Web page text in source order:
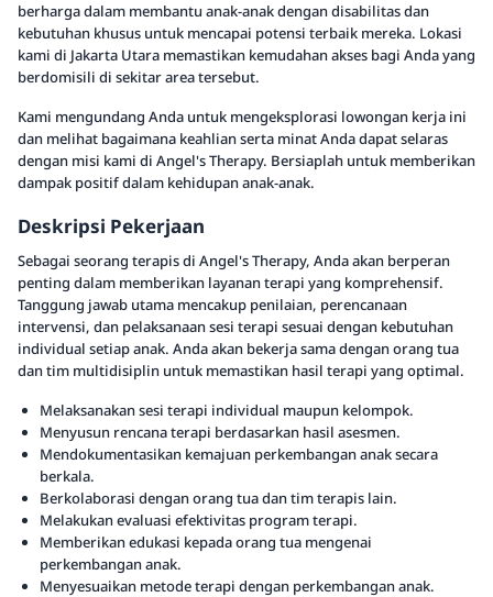
berharga dalam membantu anak-anak dengan disabilitas dan
kebutuhan khusus untuk mencapai potensi terbaik mereka. Lokasi
kami di Jakarta Utara memastikan kemudahan akses bagi Anda yang
berdomisili di sekitar area tersebut.
Kami mengundang Anda untuk mengeksplorasi lowongan kerja ini
dan melihat bagaimana keahlian serta minat Anda dapat selaras
dengan misi kami di Angel's Therapy. Bersiaplah untuk memberikan
dampak positif dalam kehidupan anak-anak.
Deskripsi Pekerjaan
Sebagai seorang terapis di Angel's Therapy, Anda akan berperan
penting dalam memberikan layanan terapi yang komprehensif.
Tanggung jawab utama mencakup penilaian, perencanaan
intervensi, dan pelaksanaan sesi terapi sesuai dengan kebutuhan
individual setiap anak. Anda akan bekerja sama dengan orang tua
dan tim multidisiplin untuk memastikan hasil terapi yang optimal.
Melaksanakan sesi terapi individual maupun kelompok.
Menyusun rencana terapi berdasarkan hasil asesmen.
Mendokumentasikan kemajuan perkembangan anak secara
berkala.
Berkolaborasi dengan orang tua dan tim terapis lain.
Melakukan evaluasi efektivitas program terapi.
Memberikan edukasi kepada orang tua mengenai
perkembangan anak.
Menyesuaikan metode terapi dengan perkembangan anak.